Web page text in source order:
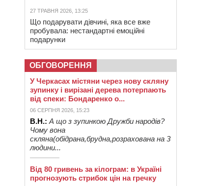
27 ТРАВНЯ 2026, 13:25
Що подарувати дівчині, яка все вже
пробувала: нестандартні емоційні
подарунки
ОБГОВОРЕННЯ
У Черкасах містяни через нову скляну
зупинку і вирізані дерева потерпають
від спеки: Бондаренко о...
06 СЕРПНЯ 2026, 15:23
В.Н.: А що з зупинкою Дружби народів?
Чому вона
скляна(обідрана,брудна,розрахована на 3
людини...
Від 80 гривень за кілограм: в Україні
прогнозують стрибок цін на гречку